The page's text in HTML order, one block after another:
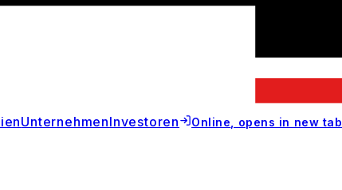
UnternehmenInvestoren Online , opens in new tab